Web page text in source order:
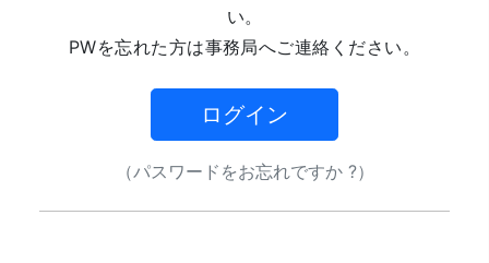
い。
PWを忘れた方は事務局へご連絡ください。
ログイン
（パスワードをお忘れですか ?）